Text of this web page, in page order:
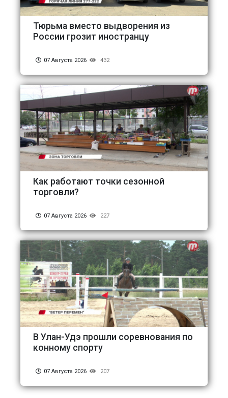
Тюрьма вместо выдворения из
России грозит иностранцу
07 Августа 2026 432
Как работают точки сезонной
торговли?
07 Августа 2026 227
В Улан-Удэ прошли соревнования по
конному спорту
07 Августа 2026 207